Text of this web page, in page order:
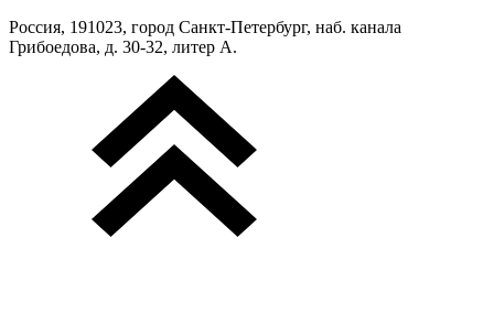
Россия, 191023, город Санкт-Петербург, наб. канала
Грибоедова, д. 30-32, литер А.